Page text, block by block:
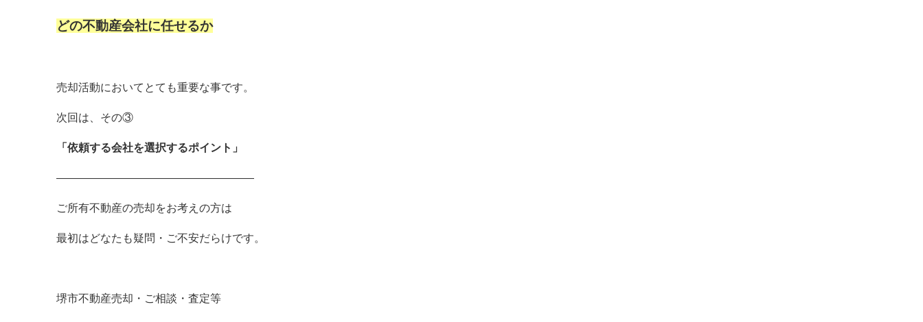
どの不動産会社に任せるか
売却活動においてとても重要な事です。
次回は、その③
「依頼する会社を選択するポイント」
――――――――――――――――――
ご所有不動産の売却をお考えの方は
最初はどなたも疑問・ご不安だらけです。
堺市不動産売却・ご相談・査定等